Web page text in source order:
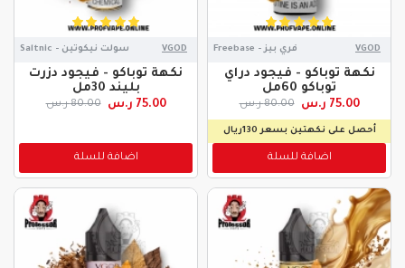
VGOD فري بيز - Freebase
نكهة توباكو - فيجود دراي
توباكو 60مل
75.00 ر.س 80.00 ر.س
أحصل على نكهتين بسعر 130ريال
اضافة للسلة
VGOD سولت نيكوتين - Saltnic
نكهة توباكو - فيجود دزرت
بليند 30مل
75.00 ر.س 80.00 ر.س
اضافة للسلة